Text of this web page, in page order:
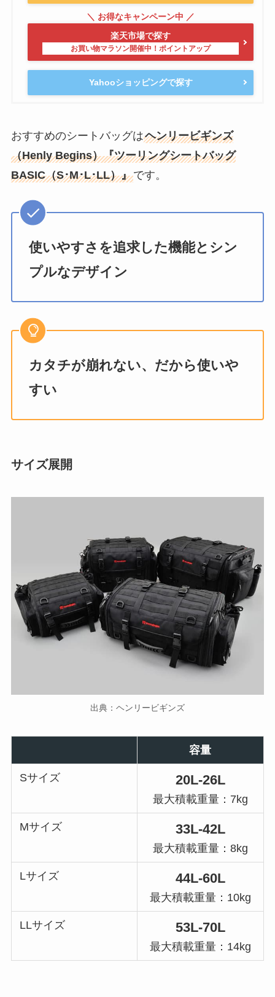
楽天市場で探す
Yahooショッピングで探す
おすすめのシートバッグはヘンリービギンズ
（Henly Begins）『ツーリングシートバッグ
BASIC（S･M･L･LL）』です。
使いやすさを追求した機能とシン
プルなデザイン
カタチが崩れない、だから使いや
すい
サイズ展開
出典：ヘンリービギンズ
容量
Sサイズ 20L-26L
最大積載重量：7kg
Mサイズ 33L-42L
最大積載重量：8kg
Lサイズ 44L-60L
最大積載重量：10kg
LLサイズ 53L-70L
最大積載重量：14kg